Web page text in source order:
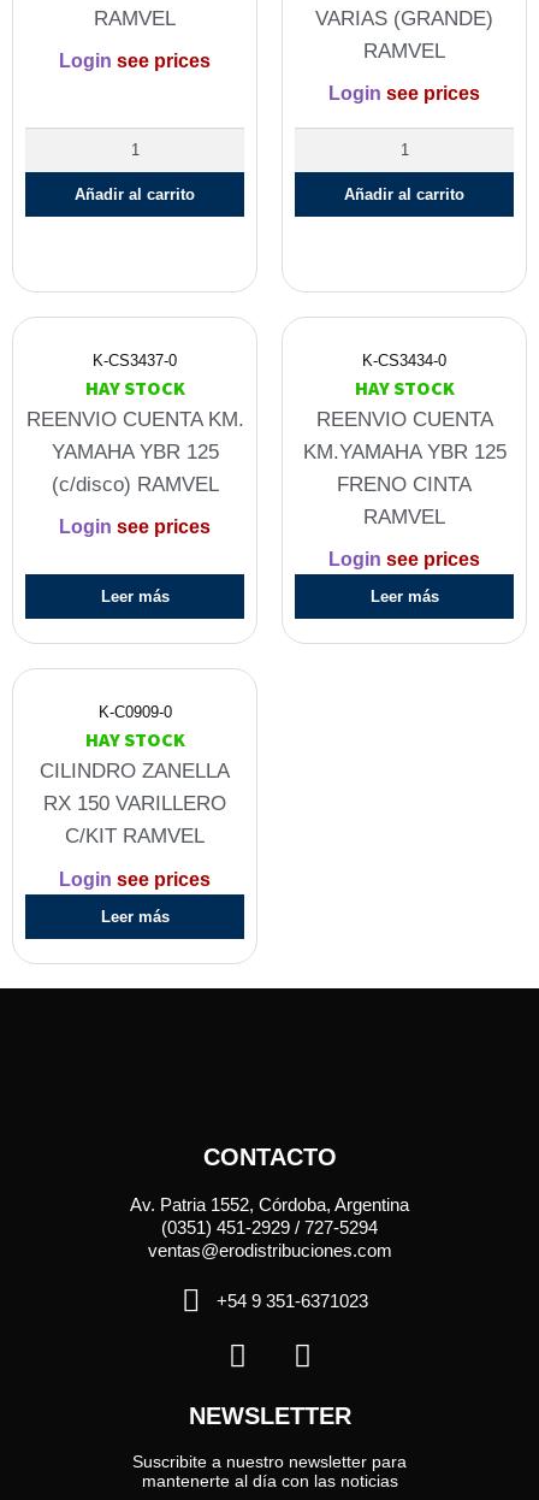
RAMVEL
Login see prices
Añadir al carrito
VARIAS (GRANDE)
RAMVEL
Login see prices
Añadir al carrito
K-CS3437-0
HAY STOCK
REENVIO CUENTA KM.
YAMAHA YBR 125
(c/disco) RAMVEL
Login see prices
Leer más
K-CS3434-0
HAY STOCK
REENVIO CUENTA
KM.YAMAHA YBR 125
FRENO CINTA
RAMVEL
Login see prices
Leer más
K-C0909-0
HAY STOCK
CILINDRO ZANELLA
RX 150 VARILLERO
C/KIT RAMVEL
Login see prices
Leer más
CONTACTO
Av. Patria 1552, Córdoba, Argentina
(0351) 451-2929 / 727-5294
ventas@erodistribuciones.com
+54 9 351-6371023
NEWSLETTER
Suscribite a nuestro newsletter para
mantenerte al día con las noticias